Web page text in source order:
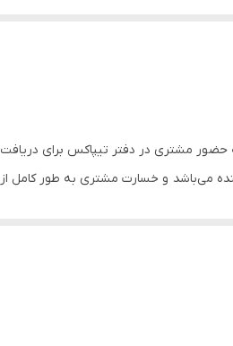
مشتری در دفتر تیپاکس برای
می‌باشد و خسارت مشتری به طور کامل